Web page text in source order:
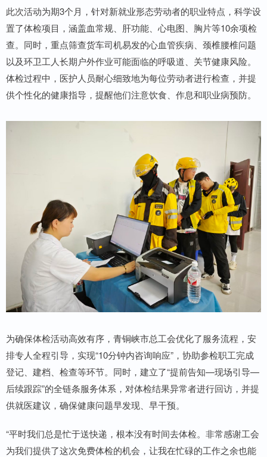
此次活动为期3个月，针对新就业形态劳动者的职业特点，科学设
置了体检项目，涵盖血常规、肝功能、心电图、胸片等10余项检
查。同时，重点筛查货车司机易发的心血管疾病、颈椎腰椎问题
以及环卫工人长期户外作业可能面临的呼吸道、关节健康风险。
体检过程中，医护人员耐心细致地为每位劳动者进行检查，并提
供个性化的健康指导，提醒他们注意饮食、作息和职业病预防。
为确保体检活动高效有序，青铜峡市总工会优化了服务流程，安
排专人全程引导，实现“10分钟内咨询响应”，协助参检职工完成
登记、建档、检查等环节。同时，建立了“提前告知—现场引导—
后续跟踪”的全链条服务体系，对体检结果异常者进行回访，并提
供就医建议，确保健康问题早发现、早干预。
“平时我们总是忙于送快递，根本没有时间去体检。非常感谢工会
为我们提供了这次免费体检的机会，让我在忙碌的工作之余也能